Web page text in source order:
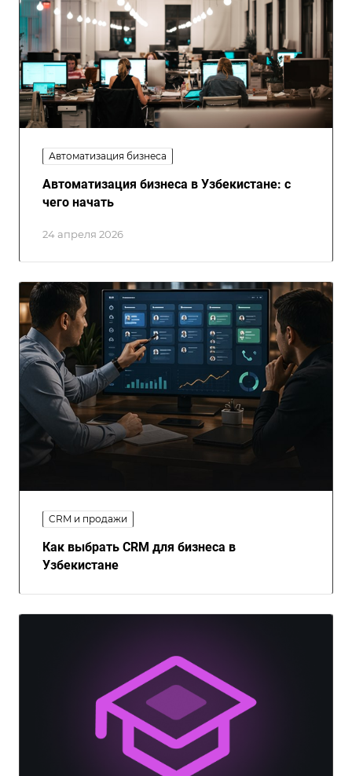
Автоматизация бизнеса
24 апреля 2026
Автоматизация бизнеса в Узбекистане: с
чего начать
CRM и продажи
Как выбрать CRM для бизнеса в
Узбекистане